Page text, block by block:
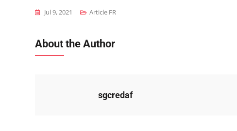
Jul 9, 2021 Article FR
About the Author
sgcredaf